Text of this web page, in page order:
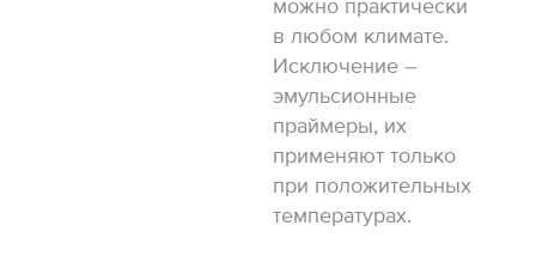
можно практически
в любом климате.
Исключение –
эмульсионные
праймеры, их
применяют только
при положительных
температурах.